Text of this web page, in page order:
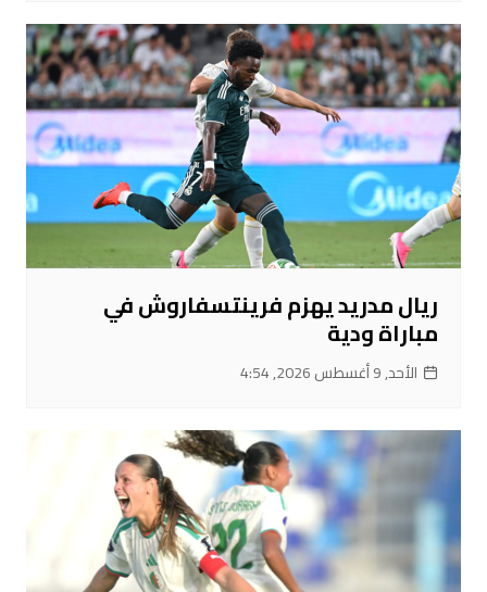
ريال مدريد يهزم فرينتسفاروش في
مباراة ودية
الأحد, 9 أغسطس 2026, 4:54